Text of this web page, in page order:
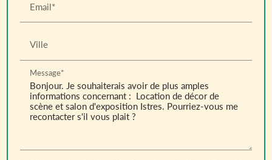
Email*
Ville
Message*